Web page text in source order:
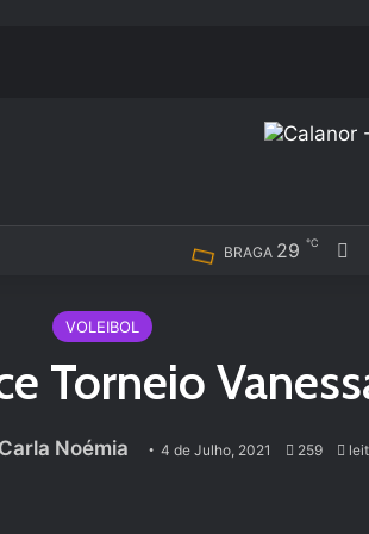
BRAGA 29 ℃
VOLEIBOL
Torneio
Carla Noémia 4 de Julho, 2021 259